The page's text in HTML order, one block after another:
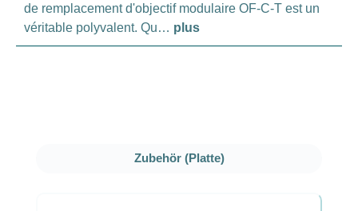
de remplacement d'objectif modulaire OF-C-T est un
véritable polyvalent. Qu… plus
Ignorer la galerie de produits
Zubehör (Platte)